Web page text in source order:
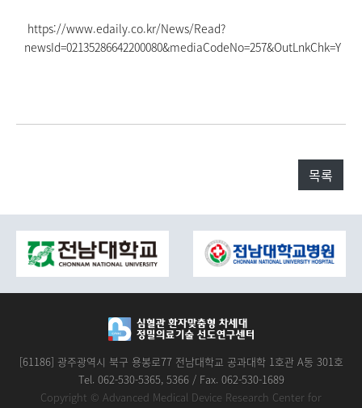
https://www.edaily.co.kr/News/Read?
newsId=02135286642200080&mediaCodeNo=257&OutLnkChk=Y
목록
[61186] 광주광역시 북구 용봉로77 전남대학교 공과대학 1호관 A동 301호
Tel. 062-530-5365, 5366 / Fax. 062-530-1689
Copyright © Advanced Medical Device Research Center for